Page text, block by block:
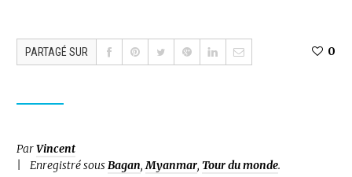
PARTAGÉ SUR 0
ParVincent
Enregistré sousBagan,Myanmar, Tour du monde.